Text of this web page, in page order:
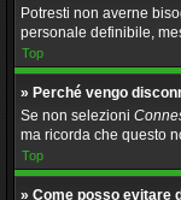
Potresti non averne
personale definibile,
Top
» Perché vengo
Se non selezioni
ma ricorda che questo
Top
» Come posso evitare